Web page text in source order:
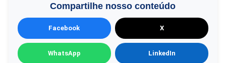
Compartilhe nosso conteúdo
Facebook X
WhatsApp LinkedIn